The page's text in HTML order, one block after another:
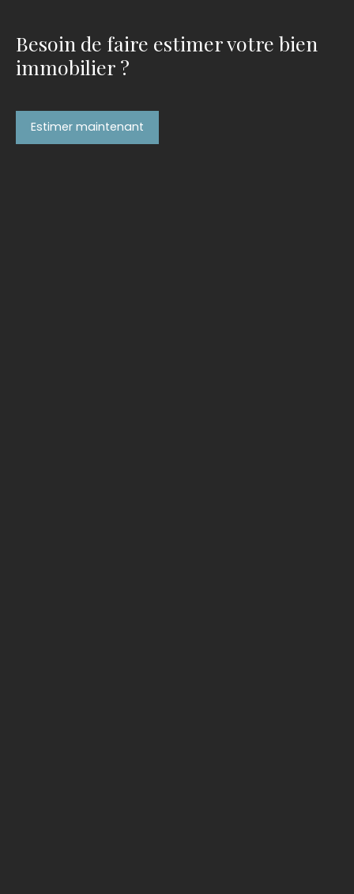
Besoin de faire estimer votre bien
immobilier ?
Estimer maintenant